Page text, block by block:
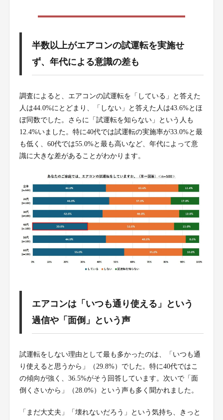
半数以上がエアコンの試運転を実施せ
ず、年代による意識の差も
調査によると、エアコンの試運転を「している」と答えた
人は44.0%にとどまり、「しない」と答えた人は43.6%とほ
ぼ同数でした。さらに「試運転を知らない」という人も
12.4%いました。特に40代では試運転の実施率が33.0%と最
も低く、60代では55.0%と最も高いなど、年代によって意
識に大きな差があることがわかります。
エアコンは「いつも通り使える」という
過信や「面倒」という声
試運転をしない理由として最も多かったのは、「いつも通
り使えると思うから」（29.8%）でした。特に40代ではこ
の傾向が強く、36.5%がそう回答しています。次いで「面
倒くさいから」（28.0%）という声も多く聞かれました。
「まだ大丈夫」「壊れないだろう」という気持ち、きっと